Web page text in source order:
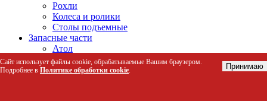
Рохли
Колеса и ролики
Столы подъемные
Запасные части
Атол
АТОЛ 11Ф
АТОЛ 15Ф
Сайт использует файлы cookie, обрабатываемые Вашим браузером.
Подробнее в Политике обработки cookie. Принимаю